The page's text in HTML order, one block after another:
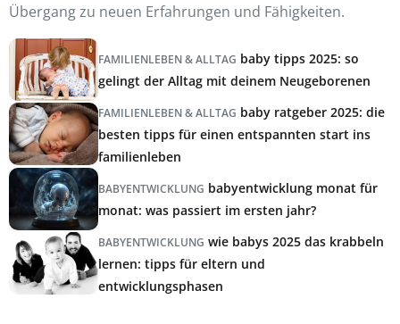
Übergang zu neuen Erfahrungen und Fähigkeiten.
FAMILIENLEBEN & ALLTAG baby tipps 2025: so
gelingt der Alltag mit deinem Neugeborenen
FAMILIENLEBEN & ALLTAG baby ratgeber 2025: die
besten tipps für einen entspannten start ins
familienleben
BABYENTWICKLUNG babyentwicklung monat für
monat: was passiert im ersten jahr?
BABYENTWICKLUNG wie babys 2025 das krabbeln
lernen: tipps für eltern und
entwicklungsphasen